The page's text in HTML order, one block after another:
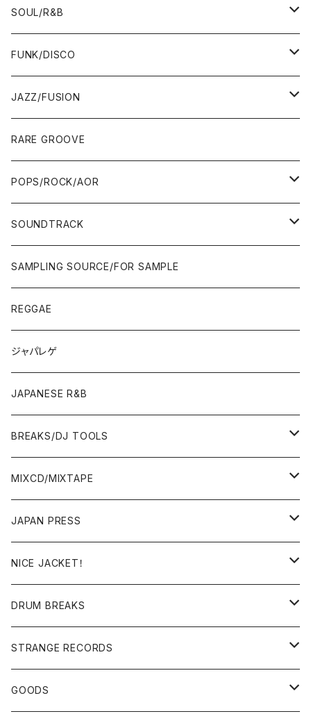
EARLY 90'S MIDDLE〜NEW SCHOOL
WEST COAST/SOUTH
JAPAN ONLY RELEASE/REMIX
80'S OLD SCHOOL
EARLY 90'S MIDDLE〜NEW SCHOOL
WEST COAST/SOUTH
JAPAN ONLY RELEASE/REMIX
80'S OLD SCHOOL〜EARLY 90'S
MID〜LATE 90'S
LP
80'S OLD SCHOOL〜EARLY 90'S
MID〜LATE 90'S
CD/TAPE
CD-R/DEMO/SAMPLE
CD ALBUM
LP
60'S/70'S
80'S
7"/12"
60'S/70'S
80'S
SOUL/R&B
LP
60'S/70'S
80'S
12"/7"
60'S/70'S
80'S
FUNK/DISCO
LP
70'S
80'S
12"/7"
70'S
80'S
JAZZ/FUSION
JAZZ
FUSION
RARE GROOVE
POPS/ROCK/AOR
POPS/S.S.W.
ROCK/AOR
SOUNDTRACK
LP
JAPANESE
OTHERS
7"/12"
JAPANESE
OTHERS
SAMPLING SOURCE/FOR SAMPLE
REGGAE
ジャパレゲ
JAPANESE R&B
BREAKS/DJ TOOLS
BREAKS/MEGAMIX/CUT UP
RE-EDIT/DJ TOOLS
MIXCD/MIXTAPE
MIXCD
日本語ラップ
JAPANESE DJ
MIXTAPE
JAPAN PRESS
LP(+ OBI)
7"/12"
NICE JACKET！
DONUTS 45
GIRLS
HIPHOP CLASSIC GALLERY
DRUM BREAKS
US/UK/OTHERS
JAPANESE
STRANGE RECORDS
DRUM DRUM DRUM/KARAOKE
GOODS